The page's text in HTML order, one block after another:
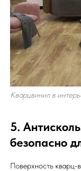
Кварцвинил в
5.
безопасно
Поверхность кварц-